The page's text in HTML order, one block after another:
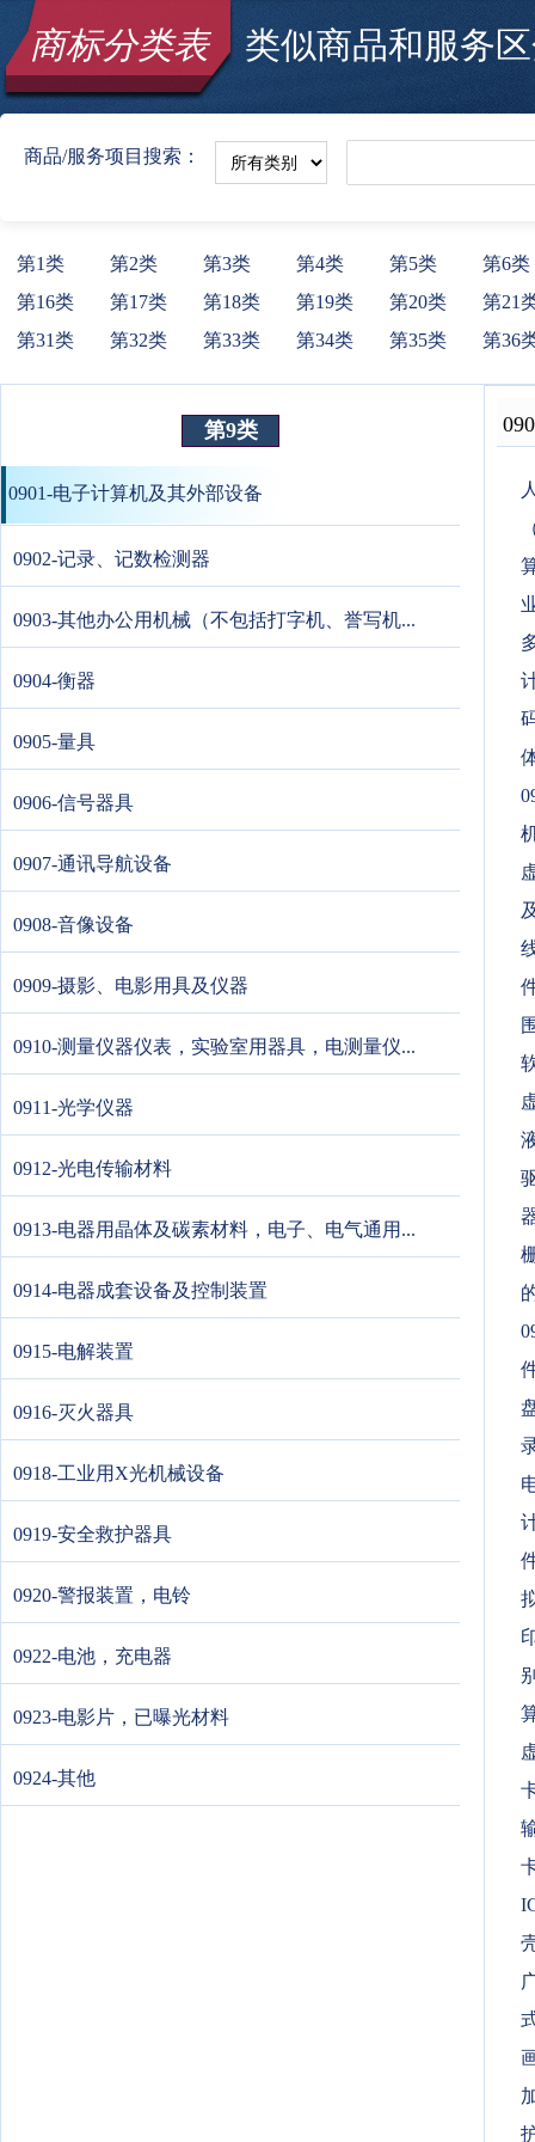
商标分类表类似商品和服务区
商品/服务项目搜索：
第1类 第2类 第3类 第4类 第5类
第6类
第16类
第17类 第18类 第19类 第20类
第21
第31类
第32类 第33类 第34类 第35类 第36
第9类
0901-电子计算机及其外部设备
0902-记录、记数检测器
0903-其他办公用机械（不包括打字机、誉写机...
0904-衡器
0905-量具
0906-信号器具
0907-通讯导航设备
0908-音像设备
0909-摄影、电影用具及仪器
0910-测量仪器仪表，实验室用器具，电测量仪...
0911-光学仪器
0912-光电传输材料
0913-电器用晶体及碳素材料，电子、电气通用...
0914-电器成套设备及控制装置
0915-电解装置
0916-灭火器具
0918-工业用X光机械设备
0919-安全救护器具
0920-警报装置，电铃
0922-电池，充电器
0923-电影片，已曝光材料
0924-其他